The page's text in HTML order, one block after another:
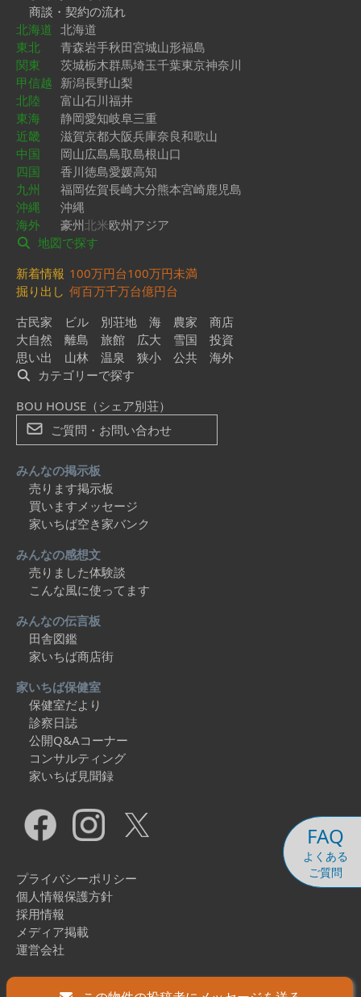
FAQ
よくある
ご質問
商談・契約の流れ
北海道 北海道
東北
青森岩手秋田宮城山形福島
関東
茨城栃木群馬埼玉千葉東京神奈川
甲信越 新潟長野山梨
北陸
富山石川福井
東海
静岡愛知岐阜三重
近畿
滋賀京都大阪兵庫奈良和歌山
中国
岡山広島鳥取島根山口
四国
香川徳島愛媛高知
九州
福岡佐賀長崎大分熊本宮崎鹿児島
沖縄
沖縄
海外
豪州北米欧州アジア
地図で探す
新着情報 100万円台100万円未満
掘り出し 何百万千万台億円台
古民家
ビル 別荘地 海 農家
商店
大自然
離島 旅館 広大 雪国
投資
思い出
山林 温泉 狭小 公共
海外
カテゴリーで探す
BOU HOUSE（シェア別荘）
ご質問・お問い合わせ
みんなの掲示板
売ります掲示板
買いますメッセージ
家いちば空き家バンク
みんなの感想文
売りました体験談
こんな風に使ってます
みんなの伝言板
田舎図鑑
家いちば商店街
家いちば保健室
保健室だより
診察日誌
公開Q&Aコーナー
コンサルティング
家いちば見聞録
プライバシーポリシー
個人情報保護方針
採用情報
メディア掲載
運営会社
Copyright © 2026 Ieichiba Co., Ltd. All Rights Reserved.